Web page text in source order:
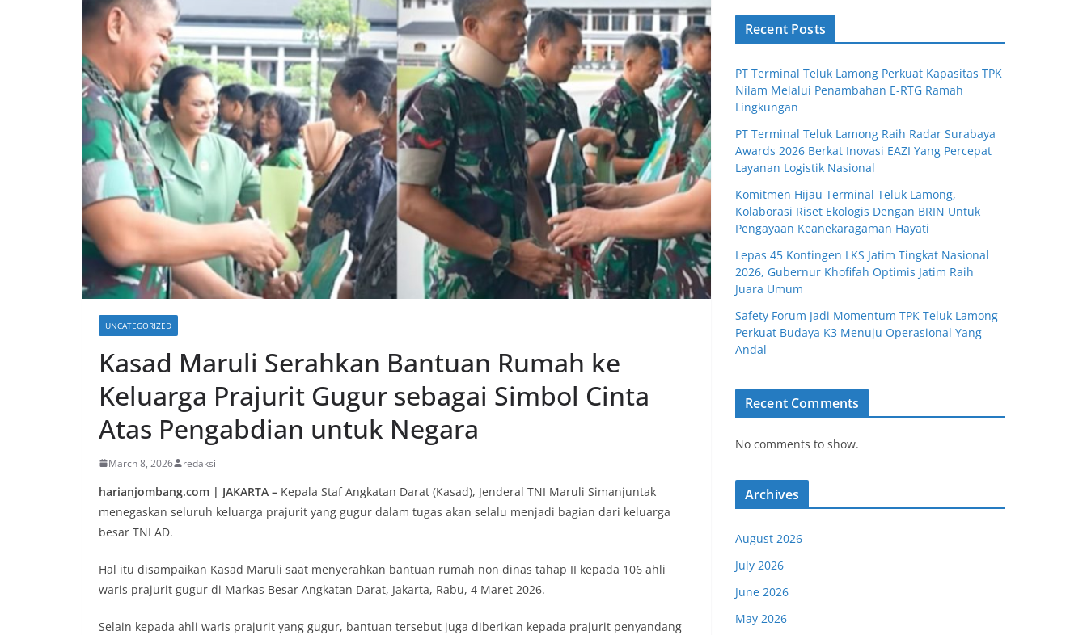
UNCATEGORIZED
Kasad Maruli Serahkan Bantuan Rumah ke
Keluarga Prajurit Gugur sebagai Simbol Cinta
Atas Pengabdian untuk Negara
March 8, 2026 redaksi
harianjombang.com | JAKARTA – Kepala Staf Angkatan Darat (Kasad), Jenderal TNI Maruli Simanjuntak
menegaskan seluruh keluarga prajurit yang gugur dalam tugas akan selalu menjadi bagian dari keluarga
besar TNI AD.
Hal itu disampaikan Kasad Maruli saat menyerahkan bantuan rumah non dinas tahap II kepada 106 ahli
waris prajurit gugur di Markas Besar Angkatan Darat, Jakarta, Rabu, 4 Maret 2026.
Selain kepada ahli waris prajurit yang gugur, bantuan tersebut juga diberikan kepada prajurit penyandang
Recent Posts
PT Terminal Teluk Lamong Perkuat Kapasitas TPK
Nilam Melalui Penambahan E-RTG Ramah
Lingkungan
PT Terminal Teluk Lamong Raih Radar Surabaya
Awards 2026 Berkat Inovasi EAZI Yang Percepat
Layanan Logistik Nasional
Komitmen Hijau Terminal Teluk Lamong,
Kolaborasi Riset Ekologis Dengan BRIN Untuk
Pengayaan Keanekaragaman Hayati
Lepas 45 Kontingen LKS Jatim Tingkat Nasional
2026, Gubernur Khofifah Optimis Jatim Raih
Juara Umum
Safety Forum Jadi Momentum TPK Teluk Lamong
Perkuat Budaya K3 Menuju Operasional Yang
Andal
Recent Comments
No comments to show.
Archives
August 2026
July 2026
June 2026
May 2026